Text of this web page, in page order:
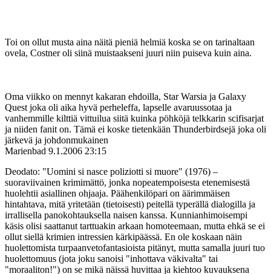
Toi on ollut musta aina näitä pieniä helmiä koska se on tarinaltaan
ovela, Costner oli siinä muistaakseni juuri niin puiseva kuin aina.
Oma viikko on mennyt kakaran ehdoilla, Star Warsia ja Galaxy
Quest joka oli aika hyvä perheleffa, lapselle avaruussotaa ja
vanhemmille kilttiä vittuilua siitä kuinka pöhköjä telkkarin scifisarjat
ja niiden fanit on. Tämä ei koske tietenkään Thunderbirdsejä joka oli
järkevä ja johdonmukainen
Marienbad 9.1.2006 23:15
Deodato: "Uomini si nasce poliziotti si muore" (1976) –
suoraviivainen krimimättö, jonka nopeatempoisesta etenemisestä
huolehtii asiallinen ohjaaja. Päähenkilöpari on äärimmäisen
hintahtava, mitä yritetään (tietoisesti) peitellä typerällä dialogilla ja
irrallisella panokohtauksella naisen kanssa. Kunnianhimoisempi
käsis olisi saattanut tarttuakin arkaan homoteemaan, mutta ehkä se ei
ollut siellä krimien intressien kärkipäässä. En ole koskaan näin
huolettomista turpaanvetofantasioista pitänyt, mutta samalla juuri tuo
huolettomuus (jota joku sanoisi "inhottava väkivalta" tai
"moraaliton!") on se mikä näissä huvittaa ja kiehtoo kuvauksena